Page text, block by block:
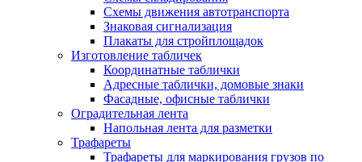
Схемы движения автотранспорта
Знаковая сигнализация
Плакаты для стройплощадок
Изготовление табличек
Координатные таблички
Адресные таблички, домовые знаки
Фасадные, офисные таблички
Оградительная лента
Напольная лента для разметки
Трафареты
Трафареты для маркирования грузов по